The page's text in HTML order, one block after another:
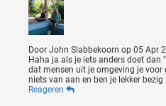
Door John Slabbekoorn op 05 Apr
Haha ja als je iets anders doet
dat mensen uit je omgeving je voor
niets van aan en ben je lekker bezig
Reageren